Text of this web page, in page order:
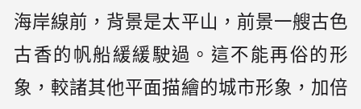
海岸線前，背景是太平山，前景一艘古色
古香的帆船緩緩駛過。這不能再俗的形
象，較諸其他平面描繪的城市形象，加倍